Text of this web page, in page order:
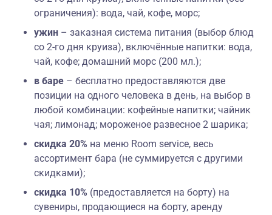
ограничения): вода, чай, кофе, морс;
ужин – заказная система питания (выбор блюд
со 2-го дня круиза), включённые напитки: вода,
чай, кофе; домашний морс (200 мл.);
в баре – бесплатно предоставляются две
позиции на одного человека в день, на выбор в
любой комбинации: кофейные напитки; чайник
чая; лимонад; мороженое развесное 2 шарика;
скидка 20% на меню Room service, весь
ассортимент бара (не суммируется с другими
скидками);
скидка 10% (предоставляется на борту) на
сувениры, продающиеся на борту, аренду